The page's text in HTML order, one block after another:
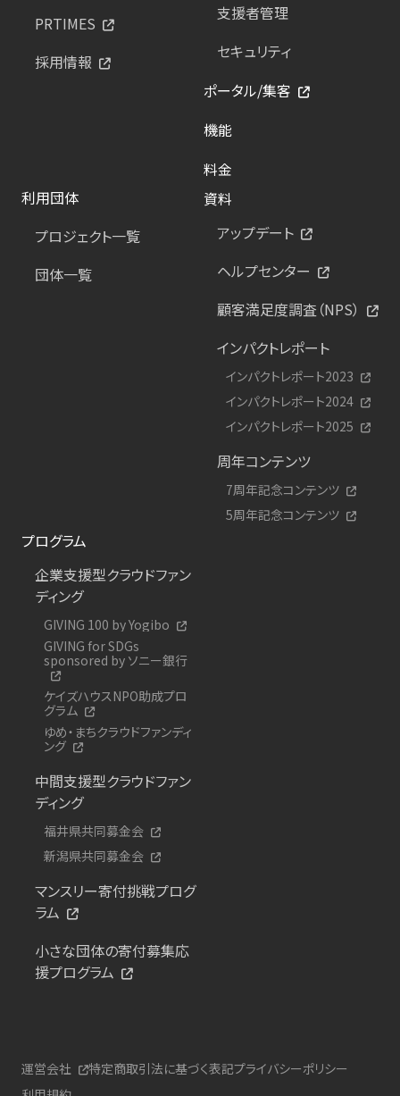
PRTIMES
採用情報
支援者管理
セキュリティ
ポータル/集客
機能
料金
利用団体
プロジェクト一覧
団体一覧
資料
アップデート
ヘルプセンター
顧客満足度調査（NPS）
インパクトレポート
インパクトレポート2023
インパクトレポート2024
インパクトレポート2025
周年コンテンツ
7周年記念コンテンツ
5周年記念コンテンツ
プログラム
企業支援型クラウドファン
ディング
GIVING 100 by Yogibo
GIVING for SDGs
sponsored by ソニー銀行
ケイズハウスNPO助成プロ
グラム
ゆめ・まちクラウドファンディ
ング
中間支援型クラウドファン
ディング
福井県共同募金会
新潟県共同募金会
マンスリー寄付挑戦プログ
ラム
小さな団体の寄付募集応
援プログラム
運営会社 特定商取引法に基づく表記プライバシーポリシー